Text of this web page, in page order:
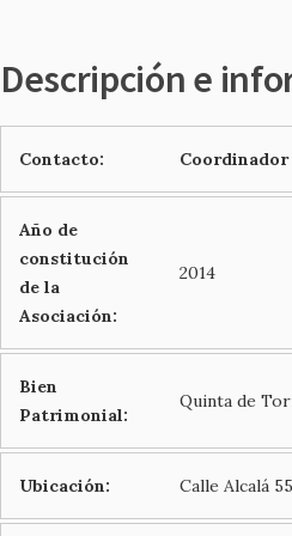
Descripción e
Contacto: Coordinador
Año de
constitución
de la
Asociación:
2014
Bien
Patrimonial:
Quinta de
Ubicación: Calle Alcalá